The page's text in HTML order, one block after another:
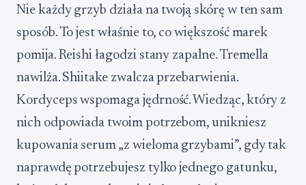
Nie każdy grzyb działa na twoją skórę w ten sam
sposób. To jest właśnie to, co większość marek
pomija. Reishi łagodzi stany zapalne. Tremella
nawilża. Shiitake zwalcza przebarwienia.
Kordyceps wspomaga jędrność. Wiedząc, który z
nich odpowiada twoim potrzebom, unikniesz
kupowania serum „z wieloma grzybami”, gdy tak
naprawdę potrzebujesz tylko jednego gatunku,